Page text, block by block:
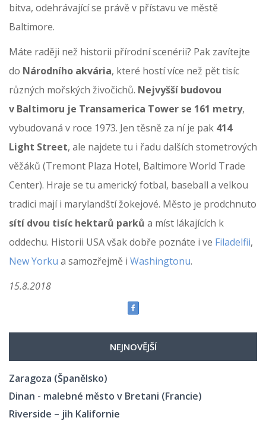
bitva, odehrávající se právě v přístavu ve městě
Baltimore.
Máte raději než historii přírodní scenérii? Pak zavítejte
do Národního akvária, které hostí více než pět tisíc
různých mořských živočichů. Nejvyšší budovou
v Baltimoru je Transamerica Tower se 161 metry,
vybudovaná v roce 1973. Jen těsně za ní je pak 414
Light Street, ale najdete tu i řadu dalších stometrových
věžáků (Tremont Plaza Hotel, Baltimore World Trade
Center). Hraje se tu americký fotbal, baseball a velkou
tradici mají i marylandští žokejové. Město je prodchnuto
sítí dvou tisíc hektarů parků a míst lákajících k
oddechu. Historii USA však dobře poznáte i ve Filadelfii,
New Yorku a samozřejmě i Washingtonu.
15.8.2018
NEJNOVĚJŠÍ
Zaragoza (Španělsko)
Dinan - malebné město v Bretani (Francie)
Riverside – jih Kalifornie